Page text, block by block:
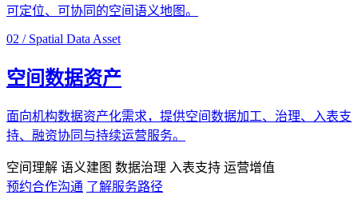
可定位、可协同的空间语义地图。
02 / Spatial Data Asset
空间数据资产
面向机构数据资产化需求，提供空间数据加工、治理、入表支
持、融资协同与持续运营服务。
空间理解 语义建图 数据治理 入表支持 运营增值
预约合作沟通 了解服务路径